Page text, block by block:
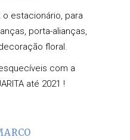
o estacionário, para
porta-alianças,
floral.
com a
até 2021 !